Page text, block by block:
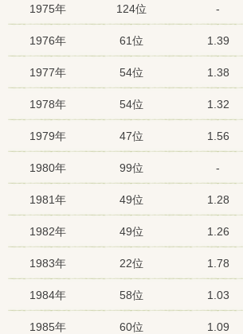
1975年 124位 -
1976年 61位 1.39
1977年 54位 1.38
1978年 54位 1.32
1979年 47位 1.56
1980年 99位 -
1981年 49位 1.28
1982年 49位 1.26
1983年 22位 1.78
1984年 58位 1.03
1985年 60位 1.09